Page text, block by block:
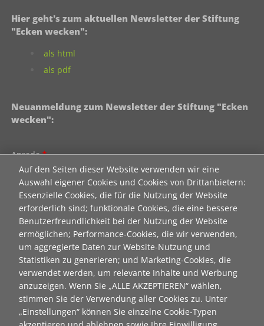
Auf den Seiten dieser Website verwenden wir eine
Auswahl eigener Cookies und Cookies von Drittanbietern:
Essenzielle Cookies, die für die Nutzung der Website
erforderlich sind; funktionale Cookies, die eine bessere
Benutzerfreundlichkeit bei der Nutzung der Website
ermöglichen; Performance-Cookies, die wir verwenden,
um aggregierte Daten zur Website-Nutzung und
Statistiken zu generieren; und Marketing-Cookies, die
verwendet werden, um relevante Inhalte und Werbung
anzuzeigen. Wenn Sie „ALLE AKZEPTIEREN“ wählen,
stimmen Sie der Verwendung aller Cookies zu. Unter
„Einstellungen“ können Sie einzelne Cookie-Typen
Hier geht's zum aktuellen Newsletter der Stiftung
"Ecken wecken":
als html
als pdf
Neuanmeldung zum Newsletter der Stiftung "Ecken
wecken":
Anrede
Titel
Vorname
Nachname
E-Mail